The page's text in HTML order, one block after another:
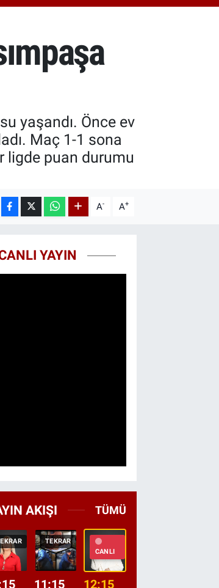
yaşandı. Önce ev
Maç 1-1 sona
ligde puan durumu
A- A+
YAYIN
AKIŞI TÜMÜ
TEKRAR
11:15
CANLI
12:15